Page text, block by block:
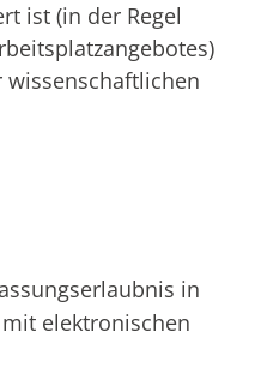
ist (in der Regel
in
elektronischen